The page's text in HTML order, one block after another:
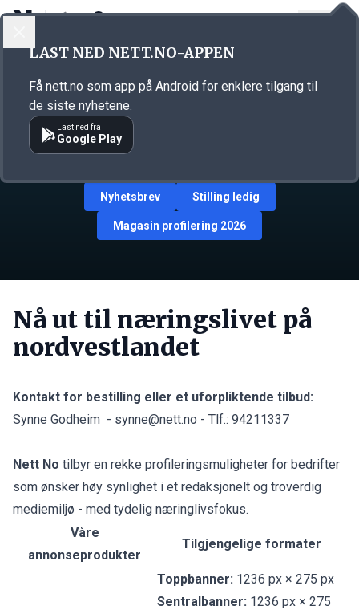
Annonsering på Nett No
Nyhetsbrev Stilling ledig
Magasin profilering 2026
Nå ut til næringslivet på
nordvestlandet
Kontakt for bestilling eller et uforpliktende tilbud:
Synne Godheim - synne@nett.no - Tlf.: 94211337
Nett No tilbyr en rekke profileringsmuligheter for bedrifter
som ønsker høy synlighet i et redaksjonelt og troverdig
mediemiljø - med tydelig næringlivsfokus.
Våre
annonseprodukter
Tilgjengelige formater
Toppbanner: 1236 px × 275 px
Sentralbanner: 1236 px × 275
LAST NED NETT.NO-APPEN
Få nett.no som app på Android for enklere tilgang til
de siste nyhetene.
Last ned fra
Google Play